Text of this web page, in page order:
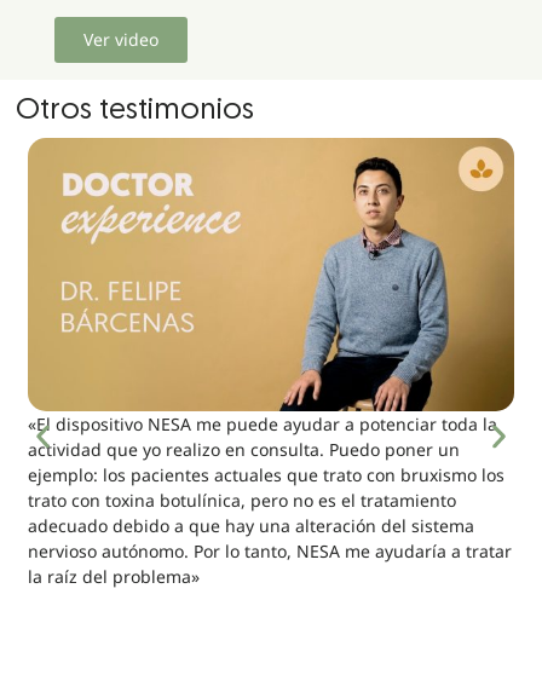
Ver video
Otros testimonios
«El dispositivo NESA me puede ayudar a potenciar toda la
actividad que yo realizo en consulta. Puedo poner un
ejemplo: los pacientes actuales que trato con bruxismo los
trato con toxina botulínica, pero no es el tratamiento
adecuado debido a que hay una alteración del sistema
nervioso autónomo. Por lo tanto, NESA me ayudaría a tratar
la raíz del problema»